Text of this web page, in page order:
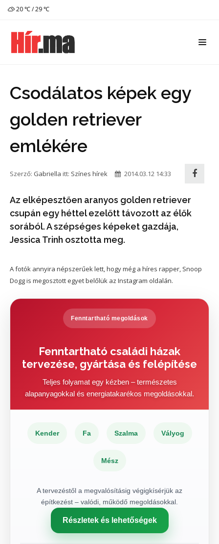
20 ℃ / 29 ℃
Csodálatos képek egy
golden retriever
emlékére
Szerző: Gabriella itt: Színes hírek 2014.03.12 14:33
Az elképesztően aranyos golden retriever
csupán egy héttel ezelőtt távozott az élők
sorából. A szépséges képeket gazdája,
Jessica Trinh osztotta meg.
A fotók annyira népszerűek lett, hogy még a híres rapper, Snoop
Dogg is megosztott egyet belőlük az Instagram oldalán.
Fenntartható megoldások
Fenntartható családi házak
tervezése, gyártása és felépítése
Teljes folyamat egy kézben – természetes
alapanyagokkal és energiatakarékos megoldásokkal.
Kender Fa Szalma Vályog
Mész
A tervezéstől a megvalósításig végigkísérjük az
építkezést – valódi, működő megoldásokkal.
Részletek és lehetőségek